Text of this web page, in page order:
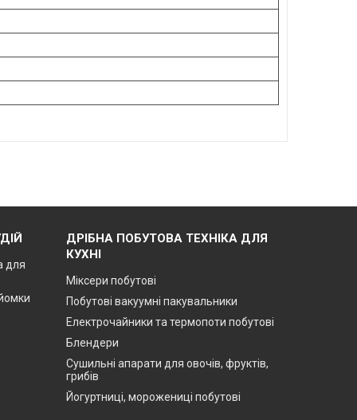
для
ДРІБНА ПОБУТОВА ТЕХНІКА ДЛЯ
КУХНІ
Міксери побутові
Побутові вакуумні пакувальники
Електрочайники та термопоти побутові
Блендери
Сушильні апарати для овочів, фруктів,
грибів
Йогуртниці, морожениці побутові